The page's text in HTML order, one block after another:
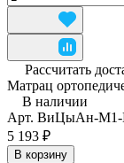
Рассчитать
Матрац
В наличии
Арт. ВиЦыАн-М1-
5 193 ₽
В корзину